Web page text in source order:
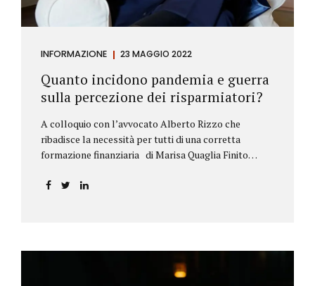
INFORMAZIONE 23 MAGGIO 2022
Quanto incidono pandemia e guerra
sulla percezione dei risparmiatori?
A colloquio con l’avvocato Alberto Rizzo che
ribadisce la necessità per tutti di una corretta
formazione finanziaria di Marisa Quaglia Finito
periodo grigio della pandemia da Covid, possiamo
bancario e postale, direttore generale
dell’Accademia di educazione finanziaria presieduta
da Beppe Ghisolfi. Avvocato Rizzo, si sono